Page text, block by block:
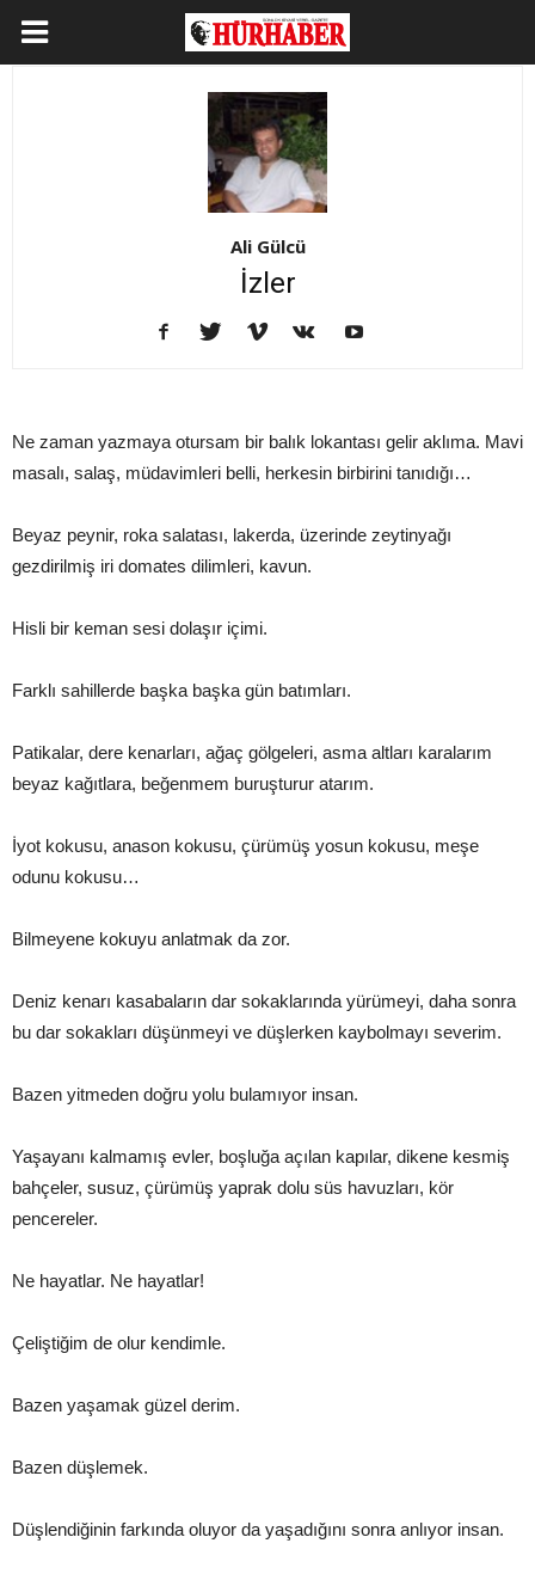
Ali Gülcü
İzler
Ne zaman yazmaya otursam bir balık lokantası gelir aklıma. Mavi
masalı, salaş, müdavimleri belli, herkesin birbirini tanıdığı…
Beyaz peynir, roka salatası, lakerda, üzerinde zeytinyağı
gezdirilmiş iri domates dilimleri, kavun.
Hisli bir keman sesi dolaşır içimi.
Farklı sahillerde başka başka gün batımları.
Patikalar, dere kenarları, ağaç gölgeleri, asma altları karalarım
beyaz kağıtlara, beğenmem buruşturur atarım.
İyot kokusu, anason kokusu, çürümüş yosun kokusu, meşe
odunu kokusu…
Bilmeyene kokuyu anlatmak da zor.
Deniz kenarı kasabaların dar sokaklarında yürümeyi, daha sonra
bu dar sokakları düşünmeyi ve düşlerken kaybolmayı severim.
Bazen yitmeden doğru yolu bulamıyor insan.
Yaşayanı kalmamış evler, boşluğa açılan kapılar, dikene kesmiş
bahçeler, susuz, çürümüş yaprak dolu süs havuzları, kör
pencereler.
Ne hayatlar. Ne hayatlar!
Çeliştiğim de olur kendimle.
Bazen yaşamak güzel derim.
Bazen düşlemek.
Düşlendiğinin farkında oluyor da yaşadığını sonra anlıyor insan.